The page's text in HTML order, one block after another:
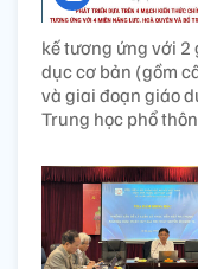
kế tương ứng với 2
dục cơ bản (gồm
và giai đoạn giáo
Trung học phổ